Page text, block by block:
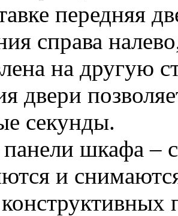
передняя
справа
на другую
двери
секунды.
шкафа –
и